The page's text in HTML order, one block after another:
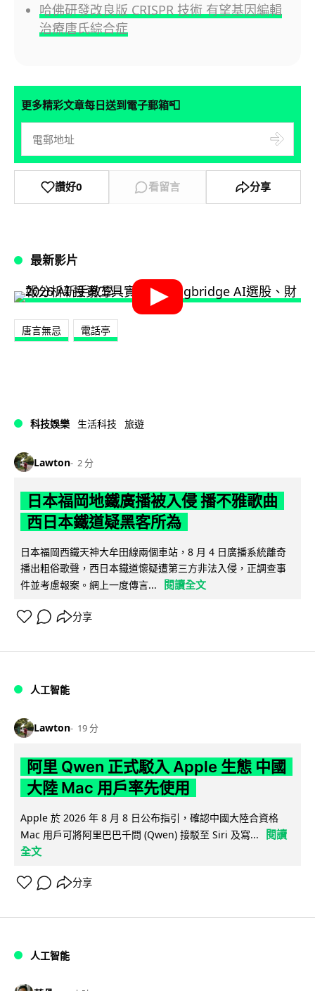
哈佛研發改良版 CRISPR 技術 有望基因編輯
治療唐氏綜合症
更多精彩文章每日送到電子郵箱📮
讚好0 看留言 分享
最新影片
唐言無忌 電話亭
科技娛樂 生活科技 旅遊
Lawton 2 分
日本福岡地鐵廣播被入侵 播不雅歌曲
西日本鐵道疑黑客所為
日本福岡西鐵天神大牟田線兩個車站，8 月 4 日廣播系統離奇
播出粗俗歌聲，西日本鐵道懷疑遭第三方非法入侵，正調查事
件並考慮報案。網上一度傳言...
閱讀全文
分享
人工智能
Lawton 19 分
阿里 Qwen 正式駁入 Apple 生態 中國
大陸 Mac 用戶率先使用
Apple 於 2026 年 8 月 8 日公布指引，確認中國大陸合資格
Mac 用戶可將阿里巴巴千問 (Qwen) 接駁至 Siri 及寫...
閱讀
全文
分享
人工智能